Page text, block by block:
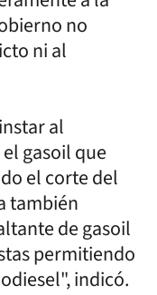
no
ni al
al
gasoil que
el corte del
también
de gasoil
permitiendo
indicó.